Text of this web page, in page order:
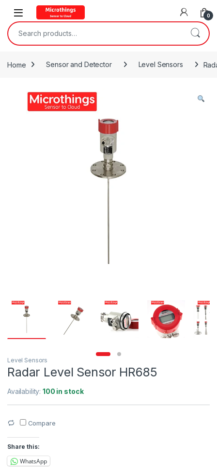
Open 0
Search for:
Home Sensor and Detector Level Sensors
Level Sensors
Radar Level Sensor HR685
Availability:100 in stock
Compare
Share this:
WhatsApp